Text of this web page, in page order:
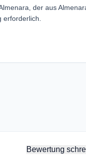
der aus
Bewertung